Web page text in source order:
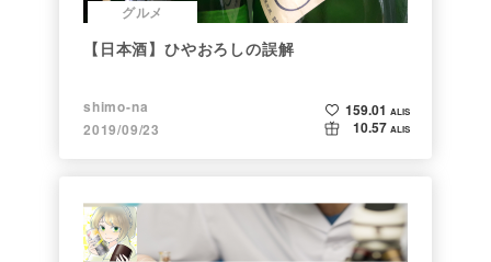
グルメ
【日本酒】ひやおろしの誤解
shimo-na
2019/09/23
159.01 ALIS
10.57 ALIS